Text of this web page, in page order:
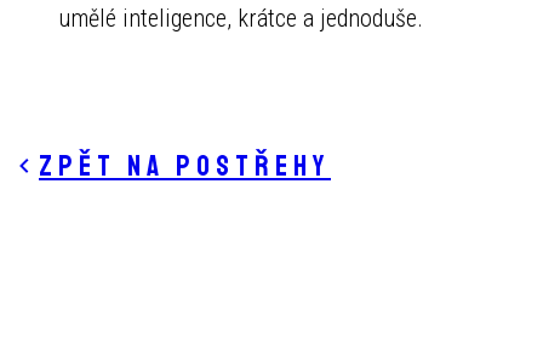
umělé inteligence, krátce a jednoduše.
Zpět na postřehy